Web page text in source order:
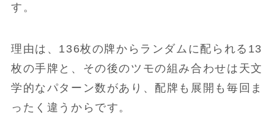
す。
理由は、136枚の牌からランダムに配られる13
枚の手牌と、その後のツモの組み合わせは天文
学的なパターン数があり、配牌も展開も毎回ま
ったく違うからです。